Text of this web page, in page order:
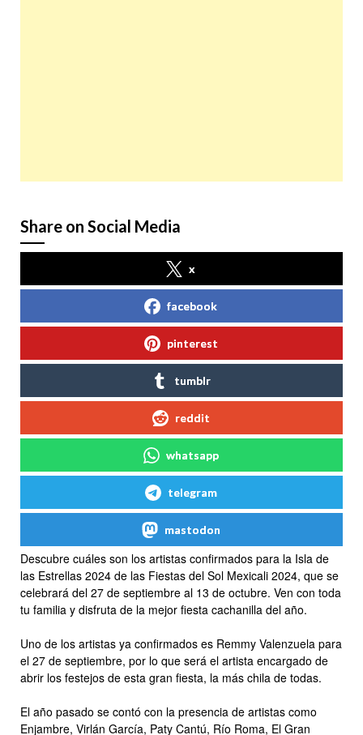
Share on Social Media
x
facebook
pinterest
tumblr
reddit
whatsapp
telegram
mastodon
Descubre cuáles son los artistas confirmados para la Isla de
las Estrellas 2024 de las Fiestas del Sol Mexicali 2024, que se
celebrará del 27 de septiembre al 13 de octubre. Ven con toda
tu familia y disfruta de la mejor fiesta cachanilla del año.
Uno de los artistas ya confirmados es Remmy Valenzuela para
el 27 de septiembre, por lo que será el artista encargado de
abrir los festejos de esta gran fiesta, la más chila de todas.
El año pasado se contó con la presencia de artistas como
Enjambre, Virlán García, Paty Cantú, Río Roma, El Gran